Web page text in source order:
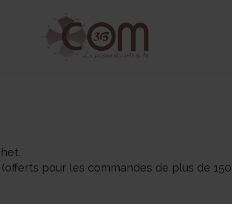
(offerts pour les commandes de plus de